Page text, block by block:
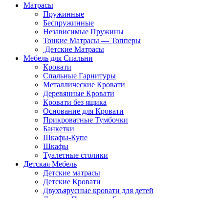
Матрасы
Пружинные
Беспружинные
Независимые Пружины
Тонкие Матрасы — Топперы
Детские Матрасы
Мебель для Спальни
Кровати
Спальные Гарнитуры
Металлические Кровати
Деревянные Кровати
Кровати без ящика
Основание для Кровати
Прикроватные Тумбочки
Банкетки
Шкафы-Купе
Шкафы
Туалетные столики
Детская Мебель
Детские матрасы
Детские Кровати
Двухъярусные кровати для детей